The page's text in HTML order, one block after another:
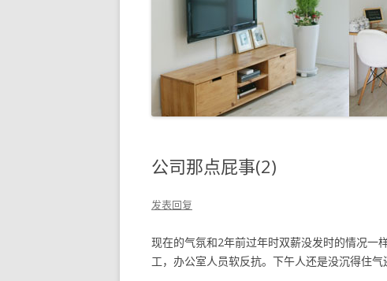
公司那点屁事(2)
发表回复
现在的气氛和2年前过年时双薪没发时的情况一
工，办公室人员软反抗。下午人还是没沉得住气